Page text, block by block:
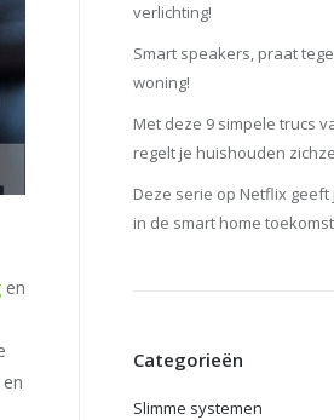
en
verlichting!
Smart speakers, praat
woning!
Met deze 9 simpele trucs
regelt je huishouden
Deze serie op Netflix geeft
in de smart home toekomst
Categorieën
Slimme systemen